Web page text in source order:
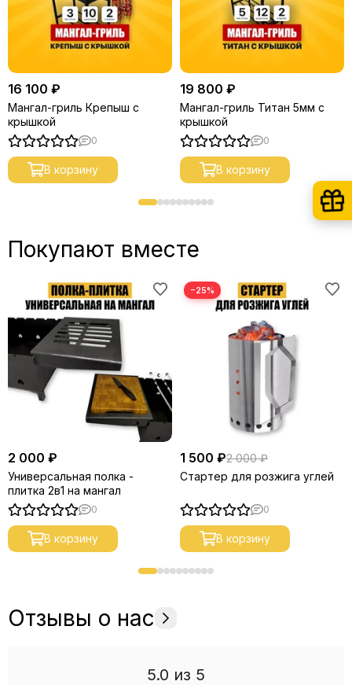
16 100 ₽
Мангал-гриль Крепыш с
крышкой
0
В корзину
19 800 ₽
Мангал-гриль Титан 5мм с
крышкой
0
В корзину
Покупают вместе
2 000 ₽
Универсальная полка -
плитка 2в1 на мангал
0
В корзину
−25%
1 500 ₽2 000 ₽
Стартер для розжига углей
0
В корзину
Отзывы о нас
5.0 из 5